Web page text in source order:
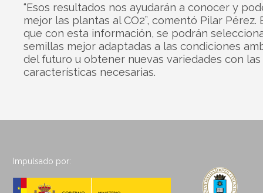
“Esos resultados nos ayudarán a conocer y
mejor las plantas al CO2”, comentó Pilar Pérez.
que con esta información, se podrán
semillas mejor adaptadas a las condiciones
del futuro u obtener nuevas variedades con las
características necesarias.
Impulsado por: